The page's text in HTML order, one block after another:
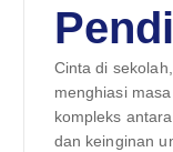
Cinta di
menghiasi
kompleks
dan keinginan